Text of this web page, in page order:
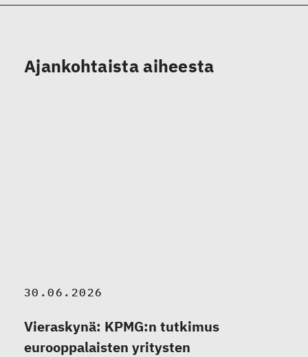
Ajankohtaista aiheesta
30.06.2026
Vieraskynä: KPMG:n tutkimus
eurooppalaisten yritysten